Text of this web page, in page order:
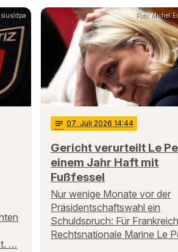
dpa
…
Foto: Michel
notes 07. Juli 2026 14:44
Gericht verurteilt Le
einem Jahr Haft mit
Fußfessel
Nur wenige Monate vor der
Präsidentschaftswahl ein
Schuldspruch: Für
Rechtsnationale Marine Le